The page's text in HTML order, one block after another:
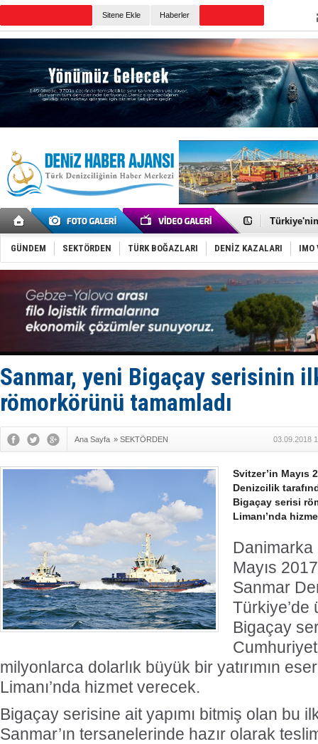
Sitene Ekle Haberler
TÜRKLİM
Dünyanın
Keşfedildi:
D-Marin,
Van’da
ASEAN ilk
TAYK -
İstanbul
İngiliz
GÜNDEM SEKTÖRDEN TÜRK BOĞAZLARI DENİZ KAZALARI IMO
Sanmar, yeni Bigaçay serisinin
römorkörünü tamamladı
Ana Sayfa » SEKTÖRDEN 03.09.2018
Svitzer’in Mayıs
Denizcilik
Bigaçay serisi
Limanı’nda
Danimarka
Mayıs
Sanmar
Türkiye’de
Bigaçay
milyonlarca dolarlık büyük bir yatırımın
Limanı’nda hizmet verecek.
Bigaçay serisine ait yapımı bitmiş olan bu
Sanmar’ın tersanelerinde hazır olarak